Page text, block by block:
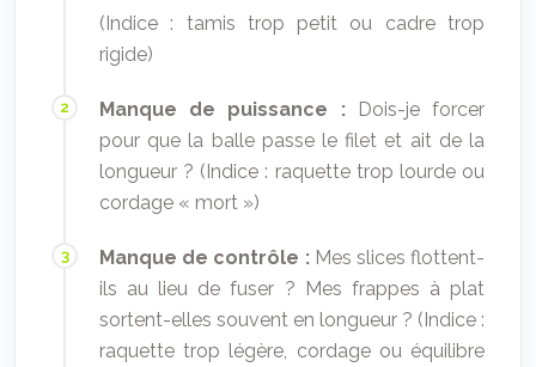
(Indice : tamis trop petit ou cadre trop
rigide)
Manque de puissance :Dois-je forcer
pour que la balle passe le filet et ait de la
longueur ? (Indice : raquette trop lourde ou
cordage « mort »)
Manque de contrôle :Mes slices flottent-
ils au lieu de fuser ? Mes frappes à plat
sortent-elles souvent en longueur ? (Indice :
raquette trop légère, cordage ou équilibre